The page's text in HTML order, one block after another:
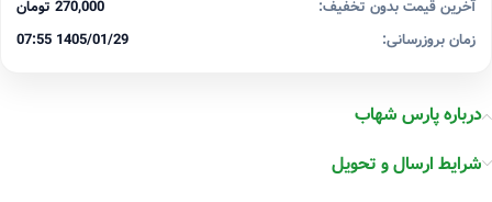
آخرین قیمت بدون تخفیف:
270,000 تومان
زمان بروزرسانی:
1405/01/29 07:55
درباره پارس شهاب
شرایط ارسال و تحویل